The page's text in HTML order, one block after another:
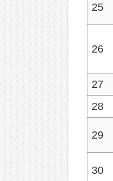
25
26
27
28
29
30